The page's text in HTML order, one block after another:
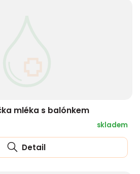
mléka s balónkem
skladem
Detail